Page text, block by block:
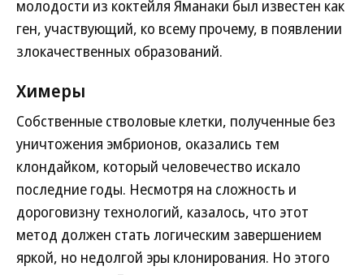
молодости из коктейля Яманаки был известен как
ген, участвующий, ко всему прочему, в появлении
злокачественных образований.
Химеры
Собственные стволовые клетки, полученные без
уничтожения эмбрионов, оказались тем
клондайком, который человечество искало
последние годы. Несмотря на сложность и
дороговизну технологий, казалось, что этот
метод должен стать логическим завершением
яркой, но недолгой эры клонирования. Но этого